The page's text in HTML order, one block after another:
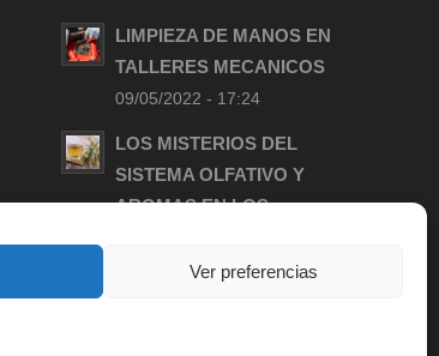
Ver preferencias
LIMPIEZA DE MANOS EN
TALLERES MECANICOS
09/05/2022 - 17:24
LOS MISTERIOS DEL
SISTEMA OLFATIVO Y
AROMAS EN LOS
11/04/2022 - 09:40